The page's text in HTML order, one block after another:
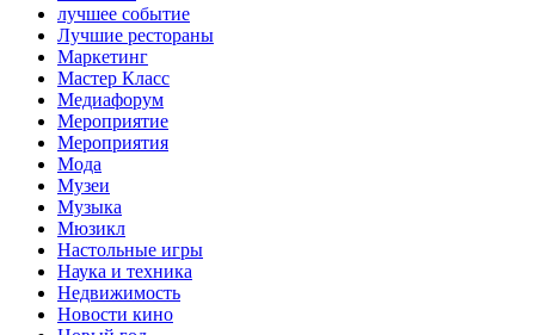
лучшее событие
Лучшие рестораны
Маркетинг
Мастер Класс
Медиафорум
Мероприятие
Мероприятия
Мода
Музеи
Музыка
Мюзикл
Настольные игры
Наука и техника
Недвижимость
Новости кино